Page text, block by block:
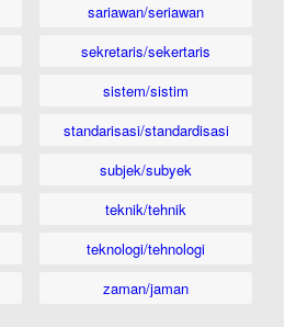
sariawan/seriawan
sekretaris/sekertaris
sistem/sistim
standarisasi/standardisasi
subjek/subyek
teknik/tehnik
teknologi/tehnologi
zaman/jaman